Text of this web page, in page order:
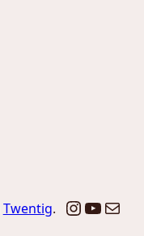
Twentig. Mail